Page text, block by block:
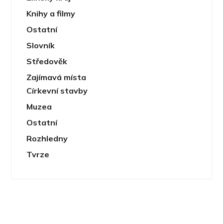
Knihy a filmy
Ostatní
Slovník
Středověk
Zajímavá místa
Církevní stavby
Muzea
Ostatní
Rozhledny
Tvrze